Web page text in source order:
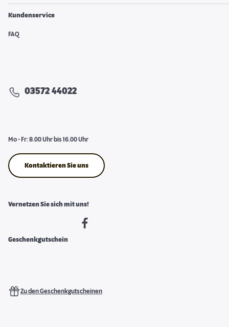
Kundenservice
FAQ
03572 44022
Mo - Fr: 8.00 Uhr bis 16.00 Uhr
Kontaktieren Sie uns
Vernetzen Sie sich mit uns!
Geschenkgutschein
Zu den Geschenkgutscheinen